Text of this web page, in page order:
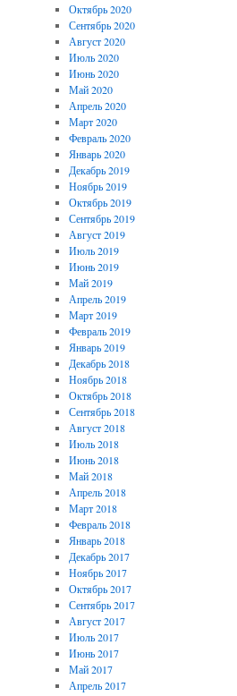
Октябрь 2020
Сентябрь 2020
Август 2020
Июль 2020
Июнь 2020
Май 2020
Апрель 2020
Март 2020
Февраль 2020
Январь 2020
Декабрь 2019
Ноябрь 2019
Октябрь 2019
Сентябрь 2019
Август 2019
Июль 2019
Июнь 2019
Май 2019
Апрель 2019
Март 2019
Февраль 2019
Январь 2019
Декабрь 2018
Ноябрь 2018
Октябрь 2018
Сентябрь 2018
Август 2018
Июль 2018
Июнь 2018
Май 2018
Апрель 2018
Март 2018
Февраль 2018
Январь 2018
Декабрь 2017
Ноябрь 2017
Октябрь 2017
Сентябрь 2017
Август 2017
Июль 2017
Июнь 2017
Май 2017
Апрель 2017